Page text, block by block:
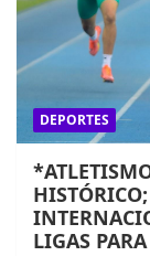
DEPORTES
LIGAS